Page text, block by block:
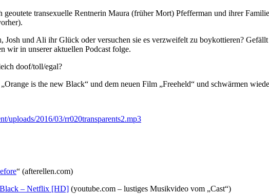
transexuelle Rentnerin Maura (früher Mort) Pfefferman und ihrer
Josh und Ali ihr Glück oder versuchen sie es verzweifelt zu boykottieren?
wir in unserer aktuellen Podcast folge.
doof/toll/egal?
is the new Black“ und dem neuen Film „Freeheld“ und schwärmen
uploads/2016/03/rr020transparents2.mp3
“ (afterellen.com)
Black – Netflix [HD] (youtube.com – lustiges Musikvideo vom „Cast“)